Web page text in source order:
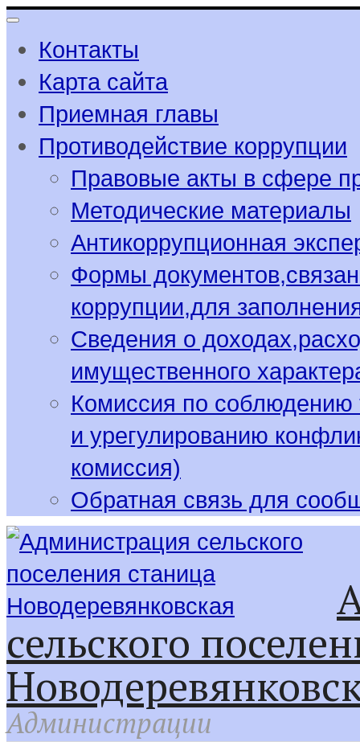
Контакты
Карта сайта
Приемная главы
Противодействие коррупции
Правовые акты в сфере
Методические материалы
Антикоррупционная
Формы
коррупции,для
Сведения о
имущественного
Комиссия по соблюдению
и урегулированию
комиссия)
Обратная связь для
сельского
Администрации